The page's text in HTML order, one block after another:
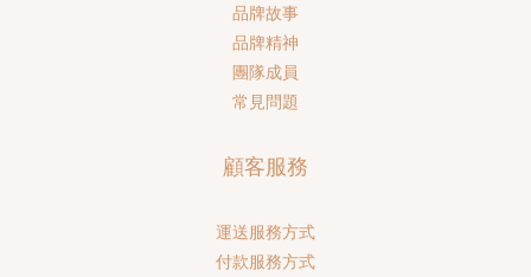
品牌故事
品牌精神
團隊成員
常見問題
顧客服務
運送服務方式
付款服務方式